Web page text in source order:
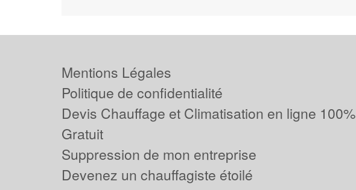
Mentions Légales
Politique de confidentialité
Devis Chauffage et Climatisation en ligne 100%
Gratuit
Suppression de mon entreprise
Devenez un chauffagiste étoilé